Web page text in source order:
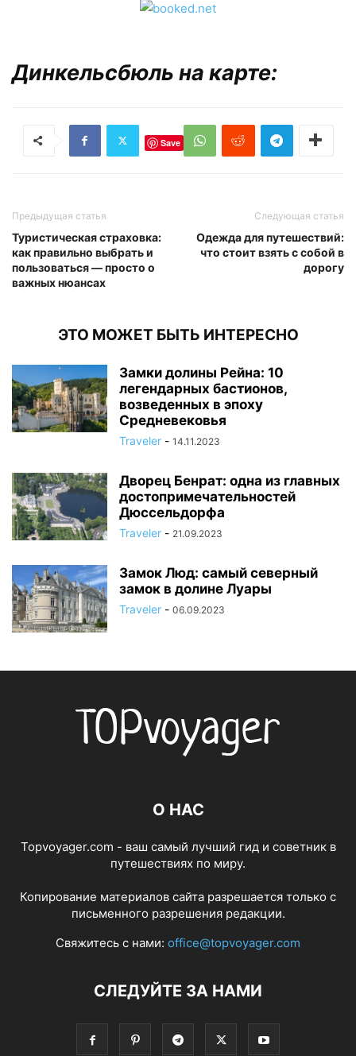
Динкельсбюль на карте:
Save
Предыдущая статья
Туристическая страховка:
как правильно выбрать и
пользоваться — просто о
важных нюансах
Следующая статья
Одежда для путешествий:
что стоит взять с собой в
дорогу
ЭТО МОЖЕТ БЫТЬ ИНТЕРЕСНО
Замки долины Рейна: 10
легендарных бастионов,
возведенных в эпоху
Средневековья
Traveler - 14.11.2023
Дворец Бенрат: одна из главных
достопримечательностей
Дюссельдорфа
Traveler - 21.09.2023
Замок Люд: самый северный
замок в долине Луары
Traveler - 06.09.2023
О НАС
Topvoyager.com - ваш самый лучший гид и советник в
путешествиях по миру.
Копирование материалов сайта разрешается только с
письменного разрешения редакции.
Свяжитесь с нами: office@topvoyager.com
СЛЕДУЙТЕ ЗА НАМИ